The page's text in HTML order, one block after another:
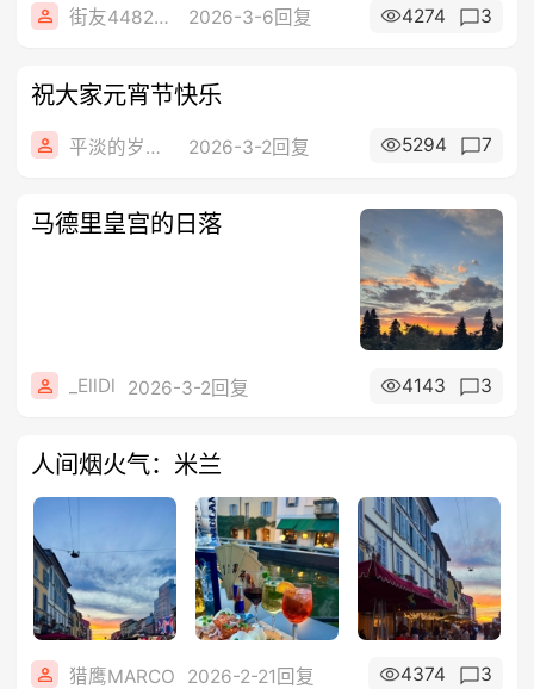
街友44824488 2026-3-6回复 4274 3
祝大家元宵节快乐
平淡的岁月静好 2026-3-2回复 5294 7
马德里皇宫的日落
_EllDl 2026-3-2回复 4143 3
人间烟火气：米兰
猎鹰MARCO 2026-2-21回复 4374 3